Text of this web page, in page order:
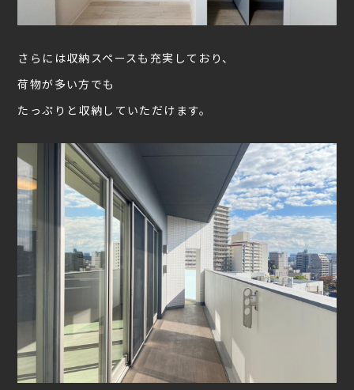
さらには収納スペースも充実しており、
荷物が多い方でも
たっぷりと収納していただけます。